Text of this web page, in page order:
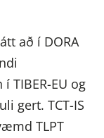
að í DORA
TIBER-EU og
gert. TCT-IS
TLPT